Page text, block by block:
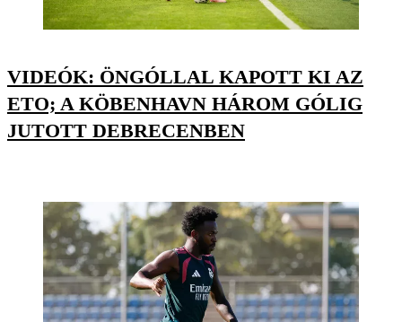
VIDEÓK: ÖNGÓLLAL KAPOTT KI AZ
ETO; A KÖBENHAVN HÁROM GÓLIG
JUTOTT DEBRECENBEN